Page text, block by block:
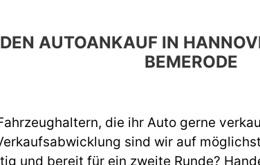
AUTOANKAUF IN
BEMERODE
die ihr Auto gerne
sind wir auf
und bereit für ein zweite Runde?